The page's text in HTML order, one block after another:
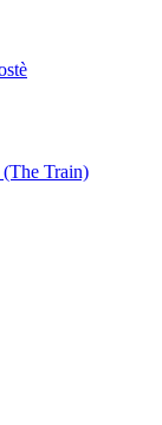
Train)